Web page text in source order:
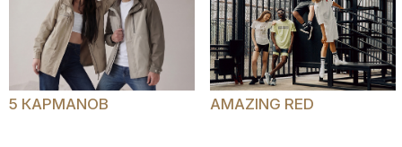
5 КАРМАNОВ AMAZING RED